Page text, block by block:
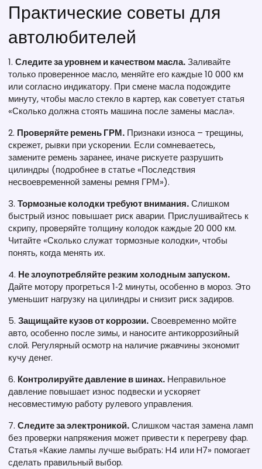
Практические советы для
автолюбителей
1. Следите за уровнем и качеством масла.Заливайте
только проверенное масло, меняйте его каждые 10 000 км
или согласно индикатору. При смене масла подождите
минуту, чтобы масло стекло в картер, как советует статья
«Сколько должна стоять машина после замены масла».
2. Проверяйте ремень ГРМ. Признаки износа – трещины,
скрежет, рывки при ускорении. Если сомневаетесь,
замените ремень заранее, иначе рискуете разрушить
цилиндры (подробнее в статье «Последствия
несвоевременной замены ремня ГРМ»).
3. Тормозные колодки требуют внимания.Слишком
быстрый износ повышает риск аварии. Прислушивайтесь к
скрипу, проверяйте толщину колодок каждые 20 000 км.
Читайте «Сколько служат тормозные колодки», чтобы
понять, когда менять их.
4. Не злоупотребляйте резким холодным запуском.
Дайте мотору прогреться 1‑2 минуты, особенно в мороз. Это
уменьшит нагрузку на цилиндры и снизит риск задиров.
5. Защищайте кузов от коррозии.Своевременно мойте
авто, особенно после зимы, и наносите антикоррозийный
слой. Регулярный осмотр на наличие ржавчины экономит
кучу денег.
6. Контролируйте давление в шинах. Неправильное
давление повышает износ подвески и ускоряет
несовместимую работу рулевого управления.
7. Следите за электроникой.Слишком частая замена ламп
без проверки напряжения может привести к перегреву фар.
Статья «Какие лампы лучше выбрать: H4 или H7» помогает
сделать правильный выбор.